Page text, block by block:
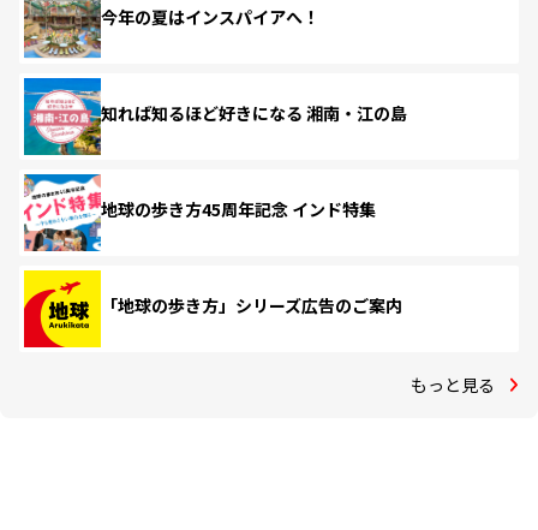
今年の夏はインスパイアへ！
知れば知るほど好きになる 湘南・江の島
地球の歩き方45周年記念 インド特集
「地球の歩き方」シリーズ広告のご案内
もっと見る